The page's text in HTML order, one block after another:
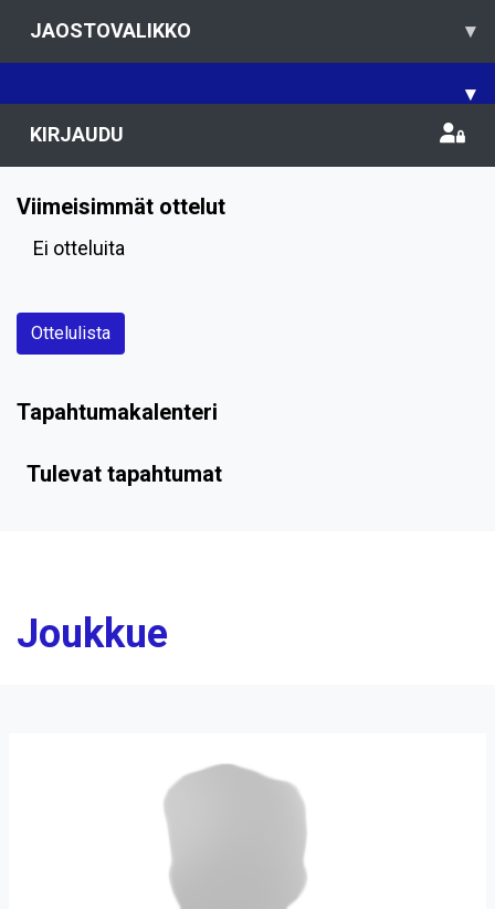
JAOSTOVALIKKO ▾
▾
KIRJAUDU
Viimeisimmät ottelut
Ei otteluita
Ottelulista
Tapahtumakalenteri
Tulevat tapahtumat
Joukkue